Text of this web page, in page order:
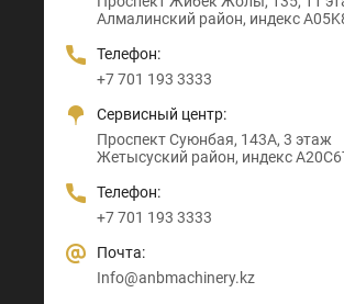
Алмалинский район, индекс
Телефон:
+7 701 193 3333
Сервисный центр:
Проспект Суюнбая, 143А, 3 этаж
Жетысуский район, индекс
Телефон:
+7 701 193 3333
Почта:
Info@anbmachinery.kz
Алматы район, индекс Z00T3F3
Телефон:
+7 705 121 64 24
Почта:
Info@anbmachinery.kz
+7 705 121 64 24
Info@anbmachinery.kz
+7 705 121 64 24
Info@anbmachinery.kz